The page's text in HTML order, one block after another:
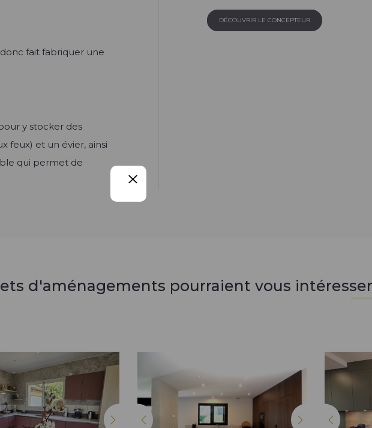
fait fabriquer une
y stocker des
feux) et un évier, ainsi
qui permet de
DÉCOUVRIR LE CONCEPTEUR
d'aménagements pourraient vous intéresser